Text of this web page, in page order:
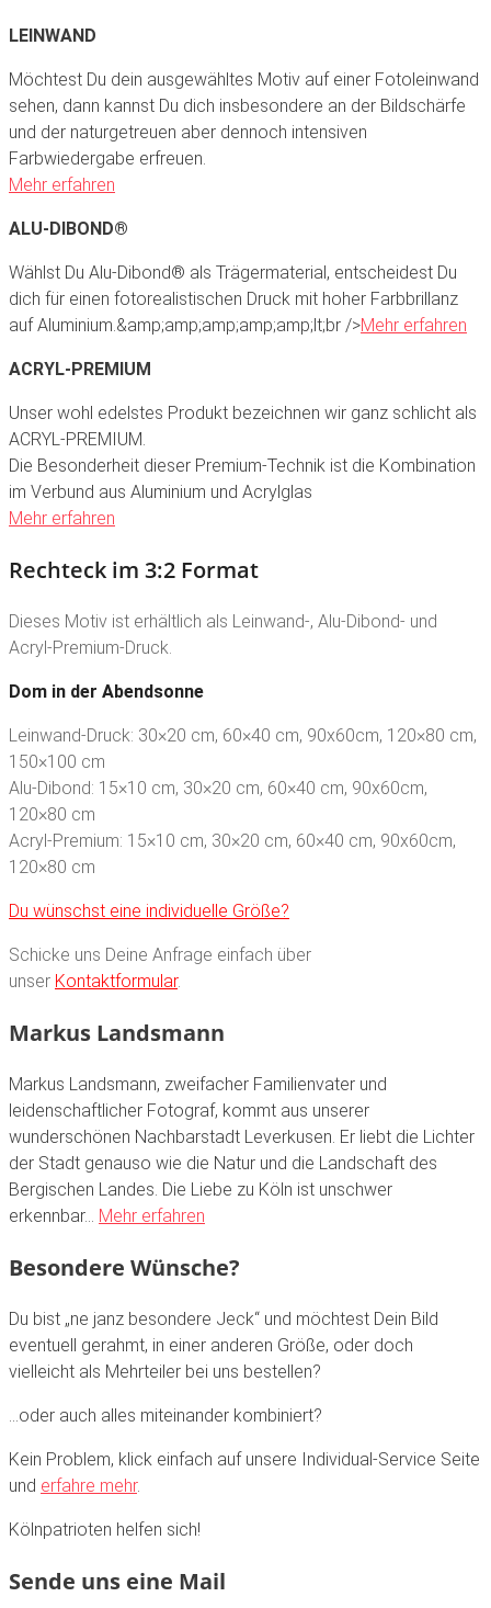
LEINWAND
Möchtest Du dein ausgewähltes Motiv auf einer Fotoleinwand
sehen, dann kannst Du dich insbesondere an der Bildschärfe
und der naturgetreuen aber dennoch intensiven
Farbwiedergabe erfreuen.
Mehr erfahren
ALU-DIBOND®
Wählst Du Alu-Dibond® als Trägermaterial, entscheidest Du
dich für einen fotorealistischen Druck mit hoher Farbbrillanz
auf Aluminium.&amp;amp;amp;amp;amp;lt;br />Mehr erfahren
ACRYL-PREMIUM
Unser wohl edelstes Produkt bezeichnen wir ganz schlicht als
ACRYL-PREMIUM.
Die Besonderheit dieser Premium-Technik ist die Kombination
im Verbund aus Aluminium und Acrylglas
Mehr erfahren
Rechteck im 3:2 Format
Dieses Motiv ist erhältlich als Leinwand-, Alu-Dibond- und
Acryl-Premium-Druck.
Dom in der Abendsonne
Leinwand-Druck: 30×20 cm, 60×40 cm, 90x60cm, 120×80 cm,
150×100 cm
Alu-Dibond: 15×10 cm, 30×20 cm, 60×40 cm, 90x60cm,
120×80 cm
Acryl-Premium: 15×10 cm, 30×20 cm, 60×40 cm, 90x60cm,
120×80 cm
Du wünschst eine individuelle Größe?
Schicke uns Deine Anfrage einfach über
unser Kontaktformular.
Markus Landsmann
Markus Landsmann, zweifacher Familienvater und
leidenschaftlicher Fotograf, kommt aus unserer
wunderschönen Nachbarstadt Leverkusen. Er liebt die Lichter
der Stadt genauso wie die Natur und die Landschaft des
Bergischen Landes. Die Liebe zu Köln ist unschwer
erkennbar… Mehr erfahren
Besondere Wünsche?
Du bist „ne janz besondere Jeck“ und möchtest Dein Bild
eventuell gerahmt, in einer anderen Größe, oder doch
vielleicht als Mehrteiler bei uns bestellen?
…oder auch alles miteinander kombiniert?
Kein Problem, klick einfach auf unsere Individual-Service Seite
und erfahre mehr.
Kölnpatrioten helfen sich!
Sende uns eine Mail